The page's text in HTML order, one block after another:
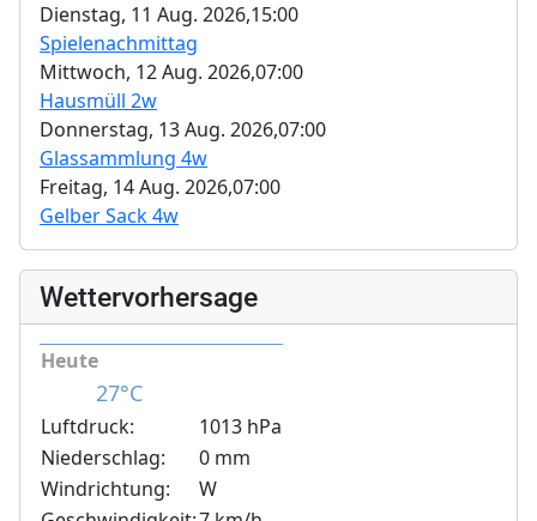
Dienstag, 11 Aug. 2026,15:00
Spielenachmittag
Mittwoch, 12 Aug. 2026,07:00
Hausmüll 2w
Donnerstag, 13 Aug. 2026,07:00
Glassammlung 4w
Freitag, 14 Aug. 2026,07:00
Gelber Sack 4w
Wettervorhersage
Heute
27°C
Luftdruck:
1013 hPa
Niederschlag:
0 mm
Windrichtung:
W